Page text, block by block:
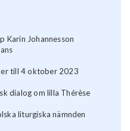
Karin Johannesson
till 4 oktober 2023
dialog om lilla Thérèse
liturgiska nämnden